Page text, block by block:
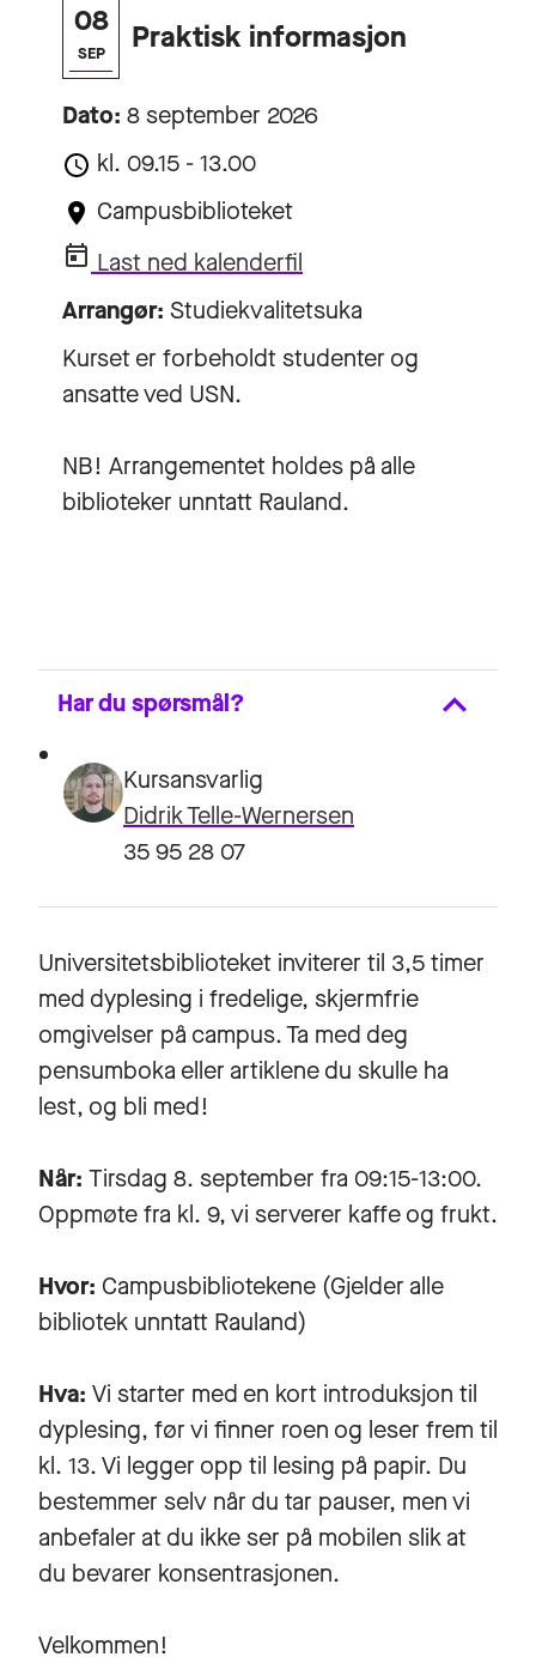
08
SEP Praktisk informasjon
Dato: 8 september 2026
kl. 09.15 - 13.00
Campusbiblioteket
Last ned kalenderfil
Arrangør: Studiekvalitetsuka
Kurset er forbeholdt studenter og
ansatte ved USN.
NB! Arrangementet holdes på alle
biblioteker unntatt Rauland.
Har du spørsmål?
Kursansvarlig
Didrik Telle-Wernersen
35 95 28 07
Universitetsbiblioteket inviterer til 3,5 timer
med dyplesing i fredelige, skjermfrie
omgivelser på campus. Ta med deg
pensumboka eller artiklene du skulle ha
lest, og bli med!
Når: Tirsdag 8. september fra 09:15-13:00.
Oppmøte fra kl. 9, vi serverer kaffe og frukt.
Hvor: Campusbibliotekene (Gjelder alle
bibliotek unntatt Rauland)
Hva: Vi starter med en kort introduksjon til
dyplesing, før vi finner roen og leser frem til
kl. 13. Vi legger opp til lesing på papir. Du
bestemmer selv når du tar pauser, men vi
anbefaler at du ikke ser på mobilen slik at
du bevarer konsentrasjonen.
Velkommen!